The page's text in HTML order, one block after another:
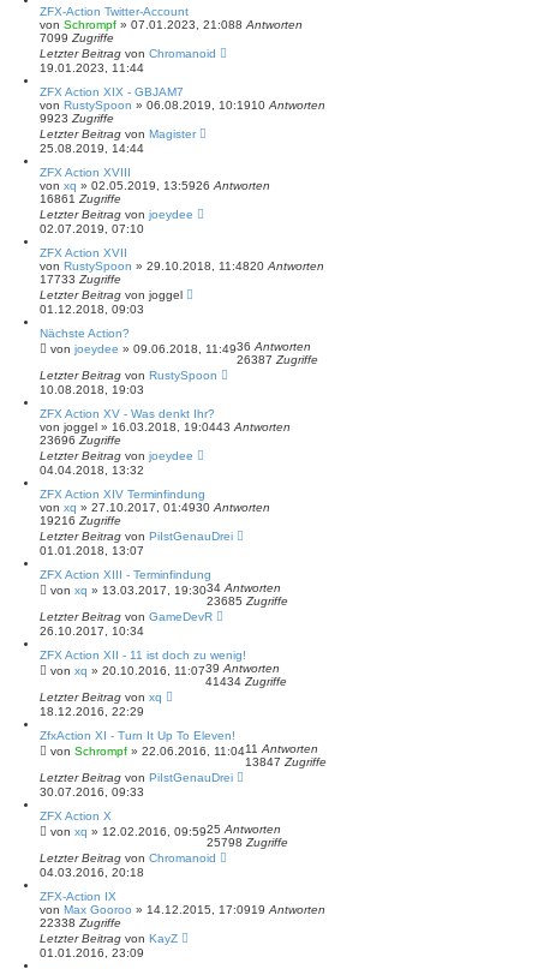
ZFX-Action Twitter-Account
von Schrompf » 07.01.2023, 21:088 Antworten
7099 Zugriffe
Letzter Beitrag von Chromanoid
19.01.2023, 11:44
ZFX Action XIX - GBJAM7
von RustySpoon » 06.08.2019, 10:1910 Antworten
9923 Zugriffe
Letzter Beitrag von Magister
25.08.2019, 14:44
ZFX Action XVIII
von xq » 02.05.2019, 13:5926 Antworten
16861 Zugriffe
Letzter Beitrag von joeydee
02.07.2019, 07:10
ZFX Action XVII
von RustySpoon » 29.10.2018, 11:4820 Antworten
17733 Zugriffe
Letzter Beitrag von joggel
01.12.2018, 09:03
Nächste Action?
von joeydee » 09.06.2018, 11:4936 Antworten
26387 Zugriffe
Letzter Beitrag von RustySpoon
10.08.2018, 19:03
ZFX Action XV - Was denkt Ihr?
von joggel » 16.03.2018, 19:0443 Antworten
23696 Zugriffe
Letzter Beitrag von joeydee
04.04.2018, 13:32
ZFX Action XIV Terminfindung
von xq » 27.10.2017, 01:4930 Antworten
19216 Zugriffe
Letzter Beitrag von PiIstGenauDrei
01.01.2018, 13:07
ZFX Action XIII - Terminfindung
von xq » 13.03.2017, 19:3034 Antworten
23685 Zugriffe
Letzter Beitrag von GameDevR
26.10.2017, 10:34
ZFX Action XII - 11 ist doch zu wenig!
von xq » 20.10.2016, 11:0739 Antworten
41434 Zugriffe
Letzter Beitrag von xq
18.12.2016, 22:29
ZfxAction XI - Turn It Up To Eleven!
von Schrompf » 22.06.2016, 11:0411 Antworten
13847 Zugriffe
Letzter Beitrag von PiIstGenauDrei
30.07.2016, 09:33
ZFX Action X
von xq » 12.02.2016, 09:5925 Antworten
25798 Zugriffe
Letzter Beitrag von Chromanoid
04.03.2016, 20:18
ZFX-Action IX
von Max Gooroo » 14.12.2015, 17:0919 Antworten
22338 Zugriffe
Letzter Beitrag von KayZ
01.01.2016, 23:09